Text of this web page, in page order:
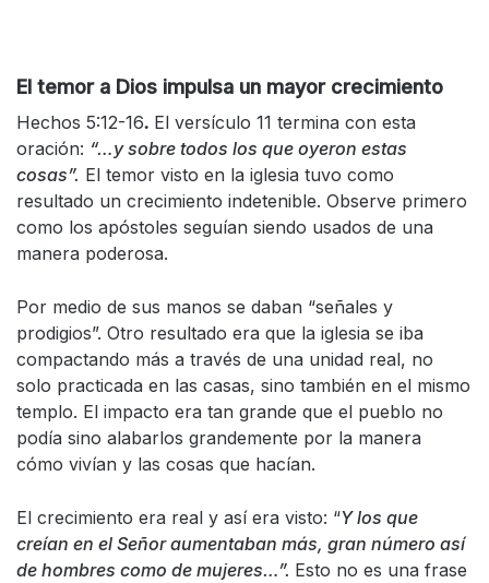
El temor a Dios impulsa un mayor crecimiento
Hechos 5:12-16. El versículo 11 termina con esta
oración: “…y sobre todos los que oyeron estas
cosas”. El temor visto en la iglesia tuvo como
resultado un crecimiento indetenible. Observe primero
como los apóstoles seguían siendo usados de una
manera poderosa.
Por medio de sus manos se daban “señales y
prodigios”. Otro resultado era que la iglesia se iba
compactando más a través de una unidad real, no
solo practicada en las casas, sino también en el mismo
templo. El impacto era tan grande que el pueblo no
podía sino alabarlos grandemente por la manera
cómo vivían y las cosas que hacían.
El crecimiento era real y así era visto: “Y los que
creían en el Señor aumentaban más, gran número así
de hombres como de mujeres…”. Esto no es una frase